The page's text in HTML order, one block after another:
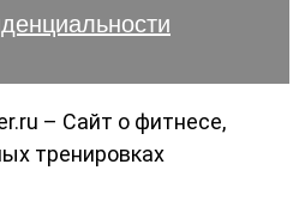
– Сайт о фитнесе,
тренировках